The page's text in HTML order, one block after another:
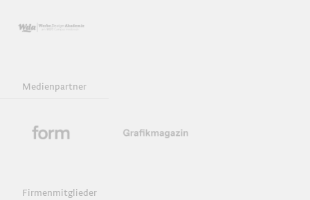
Medienpartner
Firmenmitglieder